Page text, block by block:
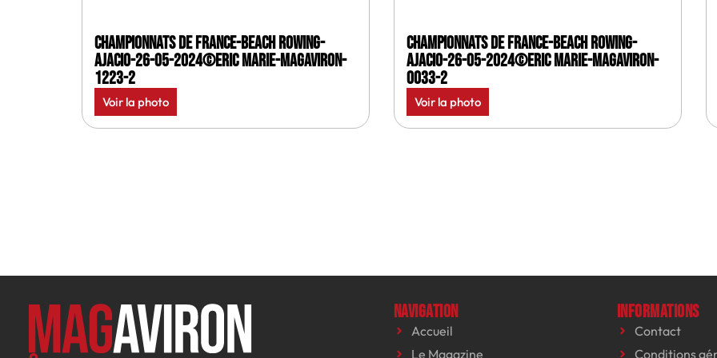
Championnats de France-Beach rowing-
Ajacio-26-05-2024©Eric Marie-MagAviron-
1223-2
Voir la photo
Championnats de France-Beach rowing-
Ajacio-26-05-2024©Eric Marie-MagAviron-
0033-2
Voir la photo
Navigation
Accueil
Le Magazine
Informations
Contact
Conditions